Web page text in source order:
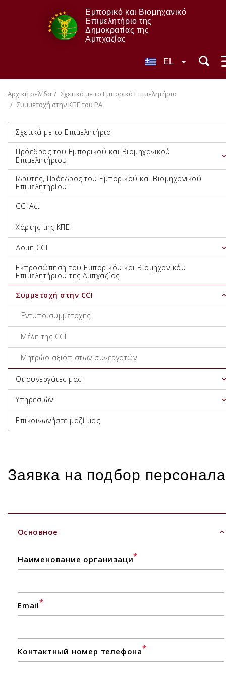
Εμπορικό και Βιομηχανικό
Επιμελητήριο της
Δημοκρατίας της
Αμπχαζίας
EL
Αρχική σελίδα
Σχετικά με το Εμπορικό Επιμελητήριο
Συμμετοχή στην ΚΠΕ του ΡΑ
Σχετικά με το Επιμελητήριο
Πρόεδρος του Εμπορικού και Βιομηχανικού
Επιμελητήριου
Ιδρυτής, Πρόεδρος του Εμπορικού και Βιομηχανικού
Επιμελητηρίου
CCI Act
Χάρτης της ΚΠΕ
Δομή CCI
Εκπροσώπηση του Εμπορικόυ και Βιομηχανικόυ
Επιμελητήριου της Αμπχαζίας
Συμμετοχή στην CCI
Έντυπο συμμετοχής
Μέλη της CCI
Μητρώο αξιόπιστων συνεργατών
Οι συνεργάτες μας
Υπηρεσιών
Επικοινωνήστε μαζί μας
Заявка на подбор персонала
Основное
Наименование организаци*
Email*
Контактный номер телефона*